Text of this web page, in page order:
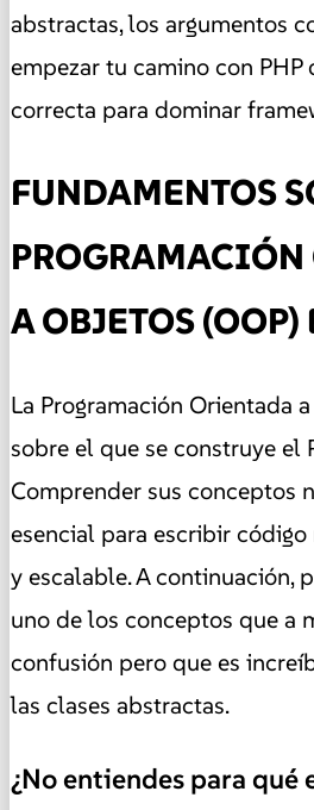
abstractas, los argumentos
empezar tu camino con PHP
correcta para dominar
FUNDAMENTOS
A OBJETOS (OOP)
La Programación Orientada
sobre el que se construye el
Comprender sus conceptos
esencial para escribir
y escalable. A continuación,
uno de los conceptos que a
confusión pero que es
las clases abstractas.
¿No entiendes para qué